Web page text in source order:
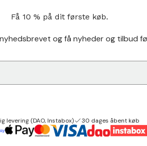
Få 10 % på dit første køb.
og få nyheder og tilbud
levering (DAO, Instabox) 30 dages åbent køb